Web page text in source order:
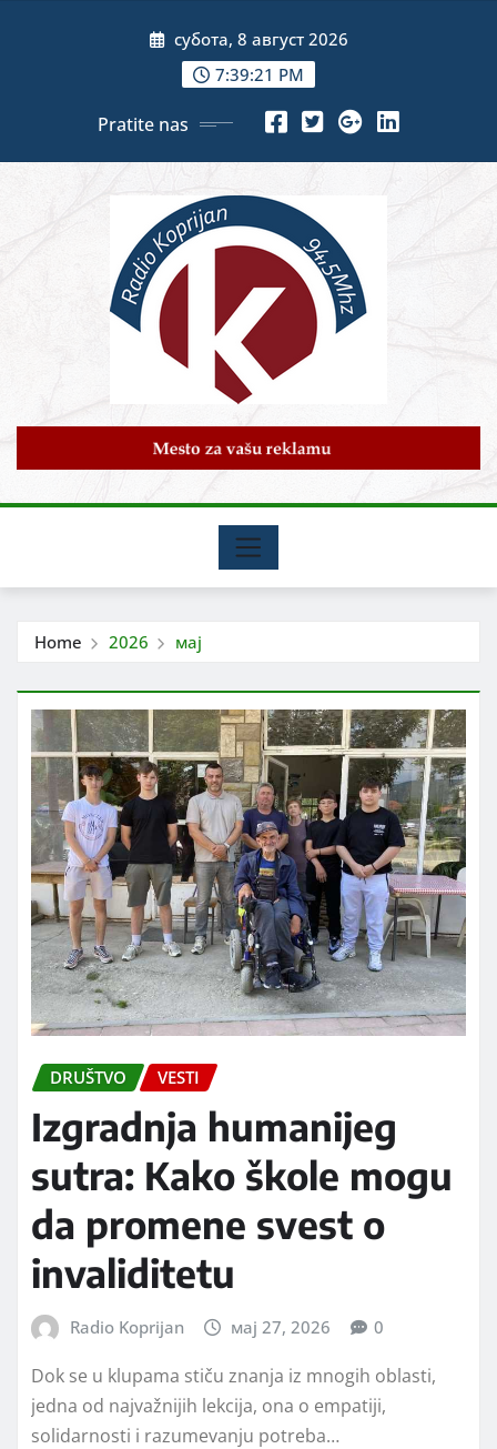
субота, 8 август 2026
7:39:23 PM
Pratite nas
Home 2026 мај
DRUŠTVO VESTI
Izgradnja humanijeg
sutra: Kako škole mogu
da promene svest o
invaliditetu
Radio Koprijan мај 27, 2026 0
Dok se u klupama stiču znanja iz mnogih oblasti,
jedna od najvažnijih lekcija, ona o empatiji,
solidarnosti i razumevanju potreba…